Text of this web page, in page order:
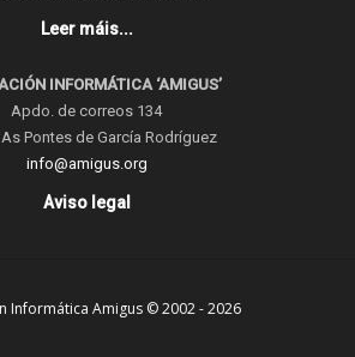
Leer máis...
INFORMÁTICA ‘AMIGUS’
Apdo. de correos 134
Pontes de García Rodríguez
info@amigus.org
Aviso legal
Informática Amigus © 2002 - 2026